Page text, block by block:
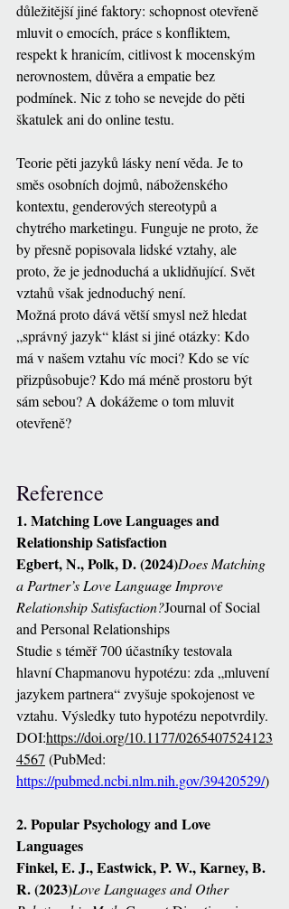
důležitější jiné faktory: schopnost otevřeně
mluvit o emocích, práce s konfliktem,
respekt k hranicím, citlivost k mocenským
nerovnostem, důvěra a empatie bez
podmínek. Nic z toho se nevejde do pěti
škatulek ani do online testu.
Teorie pěti jazyků lásky není věda. Je to
směs osobních dojmů, náboženského
kontextu, genderových stereotypů a
chytrého marketingu. Funguje ne proto, že
by přesně popisovala lidské vztahy, ale
proto, že je jednoduchá a uklidňující. Svět
vztahů však jednoduchý není.
Možná proto dává větší smysl než hledat
„správný jazyk“ klást si jiné otázky: Kdo
má v našem vztahu víc moci? Kdo se víc
přizpůsobuje? Kdo má méně prostoru být
sám sebou? A dokážeme o tom mluvit
otevřeně?
Reference
1. Matching Love Languages and
Relationship Satisfaction
Egbert, N., Polk, D. (2024)Does Matching
a Partner’s Love Language Improve
Relationship Satisfaction?Journal of Social
and Personal Relationships
Studie s téměř 700 účastníky testovala
hlavní Chapmanovu hypotézu: zda „mluvení
jazykem partnera“ zvyšuje spokojenost ve
vztahu. Výsledky tuto hypotézu nepotvrdily.
DOI:https://doi.org/10.1177/0265407524123
4567 (PubMed:
https://pubmed.ncbi.nlm.nih.gov/39420529/)
2. Popular Psychology and Love
Languages
Finkel, E. J., Eastwick, P. W., Karney, B.
R. (2023)Love Languages and Other